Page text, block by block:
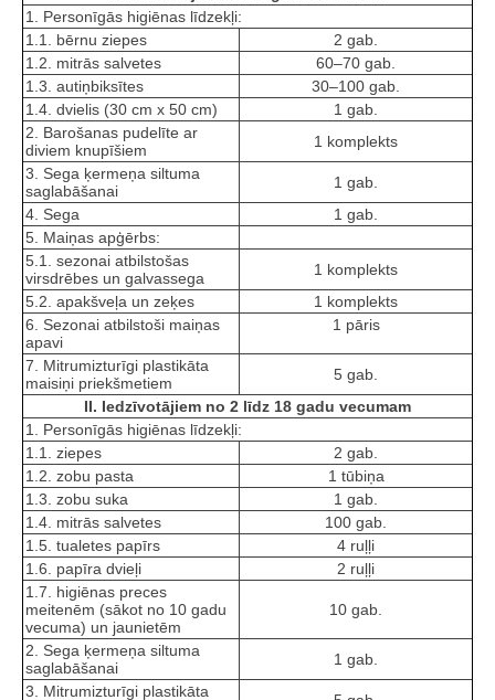
1. Personīgās higiēnas līdzekļi:
1.1. bērnu ziepes
2 gab.
1.2. mitrās salvetes
60–70 gab.
1.3. autiņbiksītes
30–100 gab.
1.4. dvielis (30 cm x 50 cm)
1 gab.
2. Barošanas pudelīte ar
diviem knupīšiem
1 komplekts
3. Sega ķermeņa siltuma
saglabāšanai
1 gab.
4. Sega
1 gab.
5. Maiņas apģērbs:
5.1. sezonai atbilstošas
virsdrēbes un galvassega
1 komplekts
5.2. apakšveļa un zeķes
1 komplekts
6. Sezonai atbilstoši maiņas
apavi
1 pāris
7. Mitrumizturīgi plastikāta
maisiņi priekšmetiem
5 gab.
II. Iedzīvotājiem no 2 līdz 18 gadu vecumam
1. Personīgās higiēnas līdzekļi:
1.1. ziepes
2 gab.
1.2. zobu pasta
1 tūbiņa
1.3. zobu suka
1 gab.
1.4. mitrās salvetes
100 gab.
1.5. tualetes papīrs
4 ruļļi
1.6. papīra dvieļi
2 ruļļi
1.7. higiēnas preces
meitenēm (sākot no 10 gadu
vecuma) un jaunietēm
10 gab.
2. Sega ķermeņa siltuma
saglabāšanai
1 gab.
3. Mitrumizturīgi plastikāta